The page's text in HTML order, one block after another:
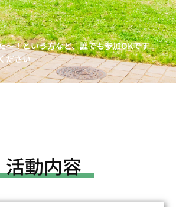
〜！という方など、誰でも参加OKです
ださい
活動内容